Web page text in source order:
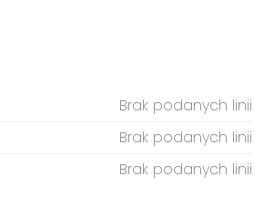
Brak podanych linii
Brak podanych linii
Brak podanych linii